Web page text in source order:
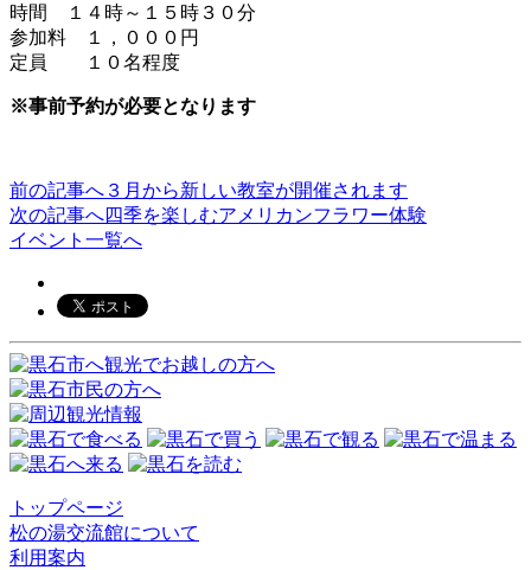
時間 １４時～１５時３０分
参加料 １，０００円
定員 １０名程度
※事前予約が必要となります
投
稿
ゲ
ー
シ
ョ
ン
前の記事へ ３月から新しい教室が開催されます
次の記事へ四季を楽しむアメリカンフラワー体験
イベント一覧へ
トップページ
松の湯交流館について
利用案内